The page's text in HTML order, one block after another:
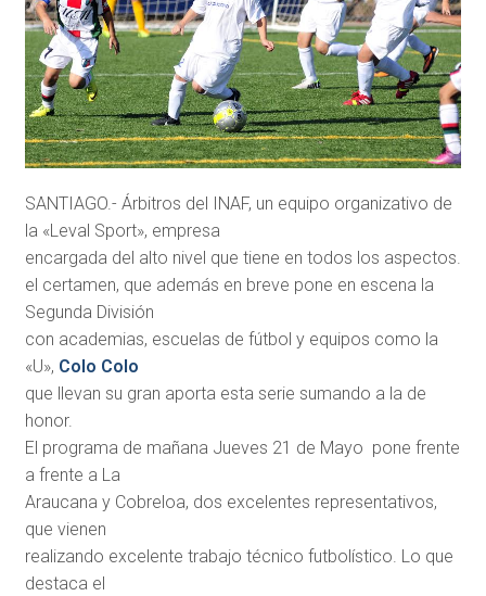
SANTIAGO.- Árbitros del INAF, un equipo organizativo de
la «Leval Sport», empresa
encargada del alto nivel que tiene en todos los aspectos.
el certamen, que además en breve pone en escena la
Segunda División
con academias, escuelas de fútbol y equipos como la
«U», Colo Colo
que llevan su gran aporta esta serie sumando a la de
honor.
El programa de mañana Jueves 21 de Mayo pone frente
a frente a La
Araucana y Cobreloa, dos excelentes representativos,
que vienen
realizando excelente trabajo técnico futbolístico. Lo que
destaca el